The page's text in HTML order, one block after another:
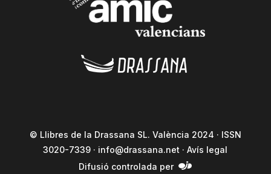
© Llibres de la Drassana SL. València 2024 · ISSN
3020-7339 · info@drassana.net ·Avís legal
Difusió controlada per